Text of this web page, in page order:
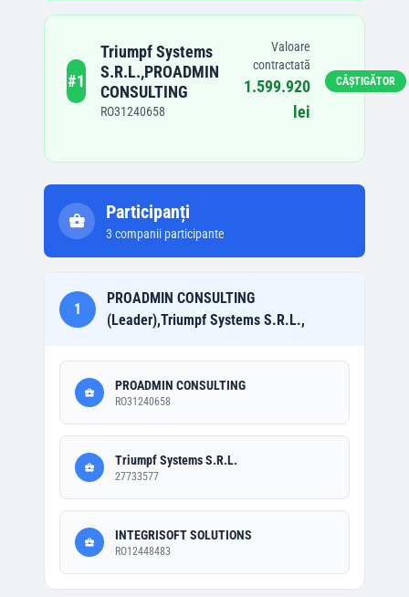
#1
Triumpf Systems
S.R.L.,PROADMIN
CONSULTING
RO31240658
Valoare
contractată
1.599.920
lei
CÂȘTIGĂTOR
Participanți
3 companii participante
1
PROADMIN CONSULTING
(Leader),Triumpf Systems S.R.L.,
PROADMIN CONSULTING
RO31240658
Triumpf Systems S.R.L.
27733577
INTEGRISOFT SOLUTIONS
RO12448483